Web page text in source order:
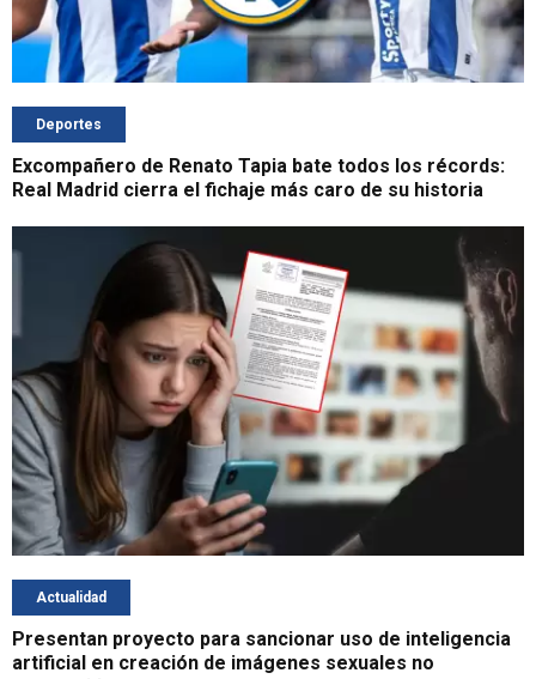
Deportes
Excompañero de Renato Tapia bate todos los récords:
Real Madrid cierra el fichaje más caro de su historia
Actualidad
Presentan proyecto para sancionar uso de inteligencia
artificial en creación de imágenes sexuales no